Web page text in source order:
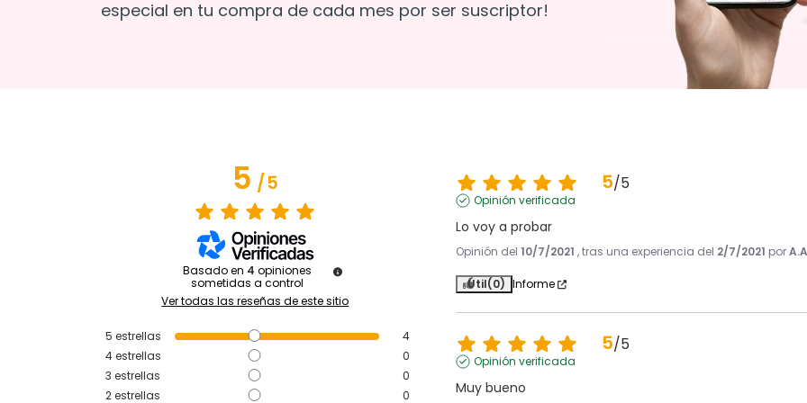
especial en tu compra de cada mes por ser suscriptor!
5/5
Basado en 4 opiniones
sometidas a control
Ver todas las reseñas de este sitio
5 estrellas
4
4estrellas
0
3 estrellas
0
2estrellas 0
5/5
Opinión verificada
Lo voy a probar
Opinión del 10/7/2021 , tras una experiencia del 2/7/2021 por
Útil(0) Informe
5/5
Opinión verificada
Muy bueno